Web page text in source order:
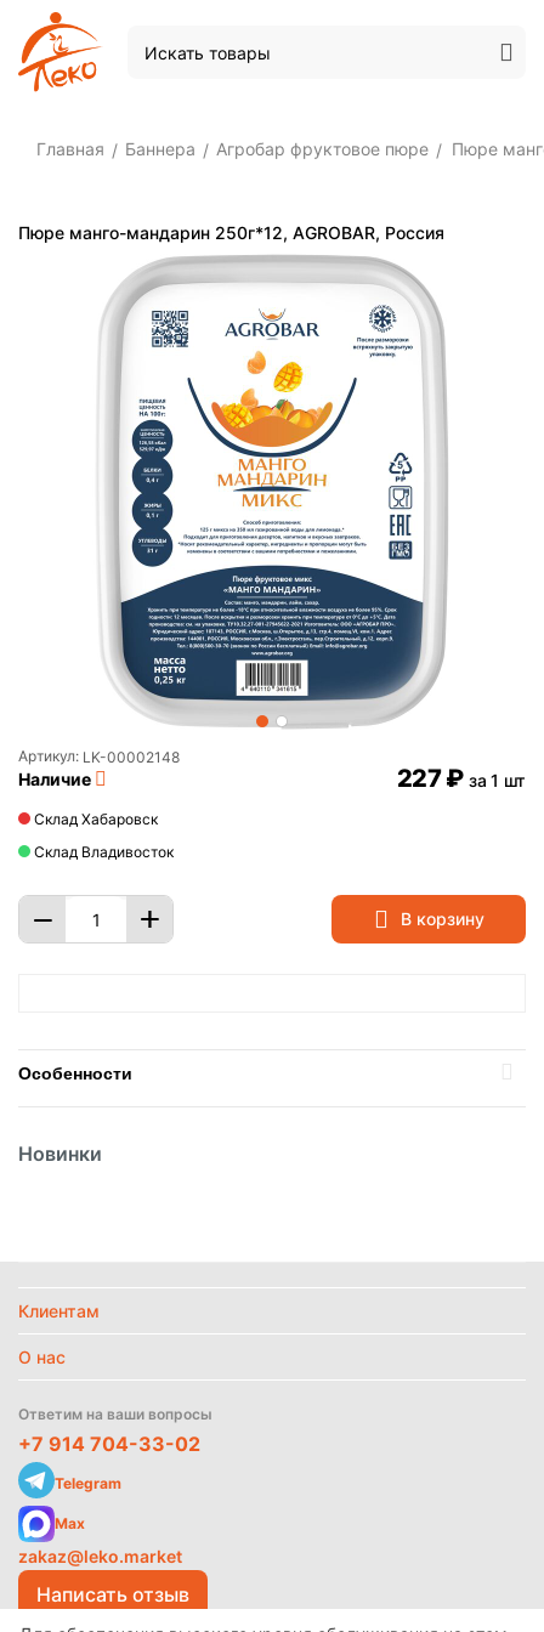
Главная / Баннера / Агробар фруктовое пюре / Пюре
Пюре манго-мандарин 250г*12, AGROBAR, Россия
Артикул: LK-00002148
Наличие
Склад Хабаровск
Склад Владивосток
‍227‍₽ за 1 шт
+
− В корзину
Особенности
Вид
Температурный режим Замороженное
Найти похожие
Новинки
Клиентам
О нас
Ответим на ваши вопросы
+7 914 704-33-02
Telegram
Max
zakaz@leko.market
Написать отзыв
данных